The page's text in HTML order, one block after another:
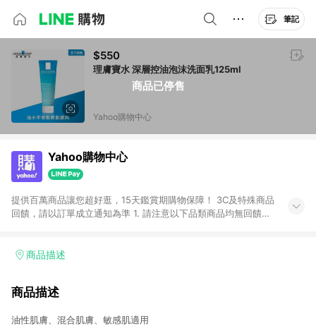
筆記
商品已停售
$550
理膚寶水 深層控油泡沫洗面乳125ml
Yahoo購物中心
Yahoo購物中心
提供百萬商品讓您超好逛，15天鑑賞期購物保障！ 3C及特殊商品
回饋，請以訂單成立通知為準 1. 請注意以下品類商品均無回饋：
電玩/遊戲/相機/單眼/鏡頭/拍立得 [2024/6/1起適用] -內接硬
的購回饋活動享Yahoo超贈點回饋者 - 購物中心商店之商品：商
3. 訂單回饋金額將扣除運費/購物金/超贈點/福利金/紅利折抵/折
商品描述
商品描述
油性肌膚、混合肌膚、敏感肌適用